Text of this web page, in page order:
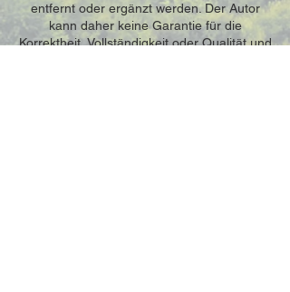
entfernt oder ergänzt werden. Der Autor
kann daher keine Garantie für die
Korrektheit, Vollständigkeit oder Qualität und